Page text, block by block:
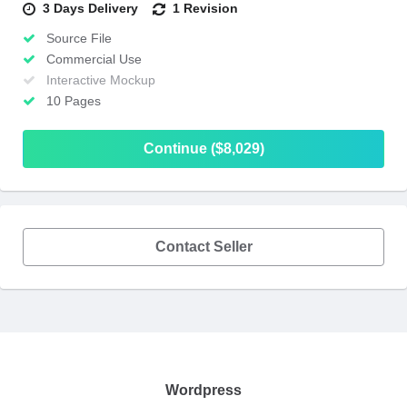
3 Days Delivery 1 Revision
Source File
Commercial Use
Interactive Mockup
10 Pages
Continue ($8,029)
Contact Seller
Wordpress